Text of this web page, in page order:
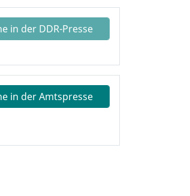
in der DDR-Presse
in der Amtspresse